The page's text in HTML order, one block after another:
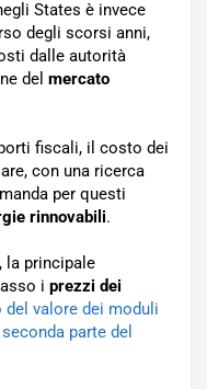
States è invece
degli scorsi anni,
dalle autorità
del mercato
fiscali, il costo dei
con una ricerca
per questi
rinnovabili.
la principale
i prezzi dei
del valore dei moduli
parte del